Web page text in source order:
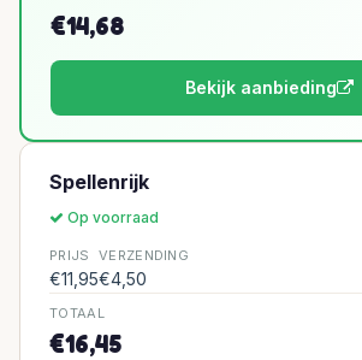
€14,68
Bekijk aanbieding
Spellenrijk
Op voorraad
PRIJS
€11,95
VERZENDING
€4,50
TOTAAL
€16,45